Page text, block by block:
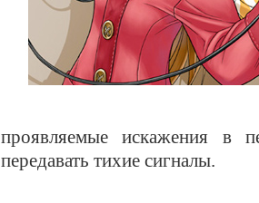
проявляемые искажения в
передавать тихие сигналы.